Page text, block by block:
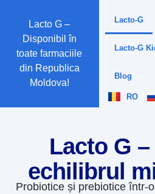
Lacto G –
Disponibil în
toate farmaciile
din Republica
Moldova!
Lacto-G
Lacto-G
Blog
RO
Lacto G
echilibrul
Probiotice și prebiotice